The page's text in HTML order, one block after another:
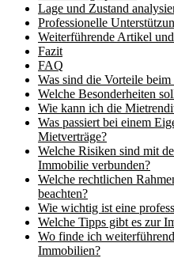
Lage und Zustand
Professionelle
Weiterführende Artikel
Fazit
FAQ
Was sind die Vorteile
Welche Besonderheiten
Wie kann ich die
Was passiert bei einem
Mietverträge?
Welche Risiken sind mit
Immobilie verbunden?
Welche rechtlichen
beachten?
Wie wichtig ist eine
Welche Tipps gibt es zur
Wo finde ich
Immobilien?